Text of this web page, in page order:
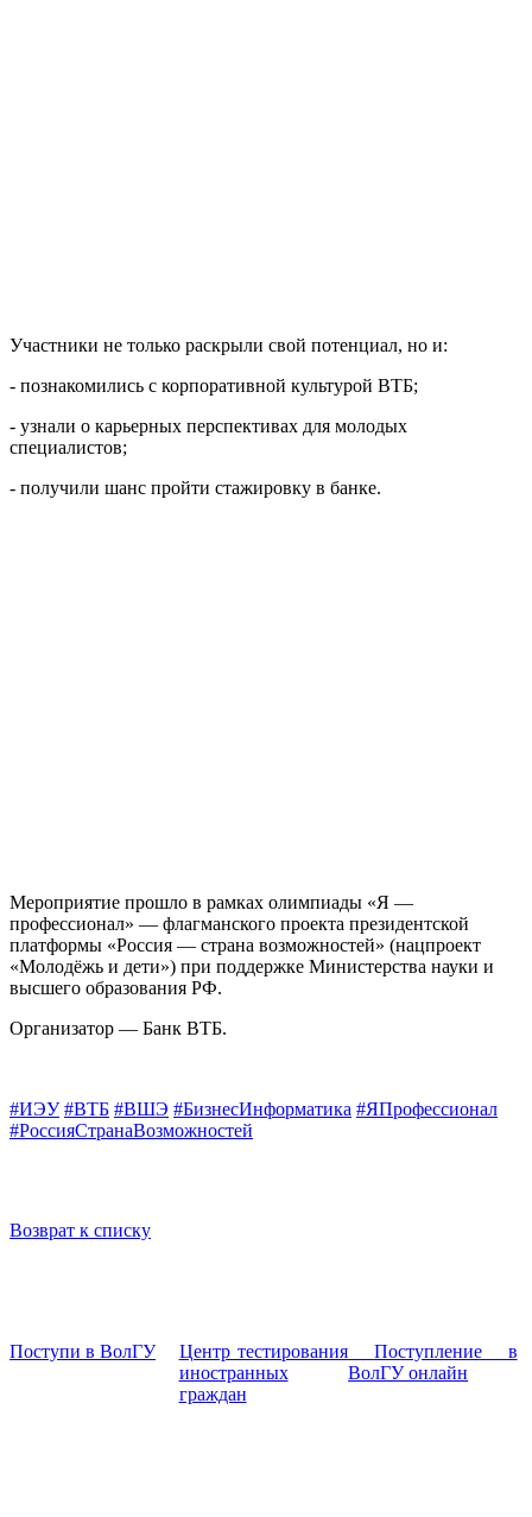
Участники не только раскрыли свой потенциал, но и:
- познакомились с корпоративной культурой ВТБ;
- узнали о карьерных перспективах для молодых
специалистов;
- получили шанс пройти стажировку в банке.
Мероприятие прошло в рамках олимпиады «Я —
профессионал» — флагманского проекта президентской
платформы «Россия — страна возможностей» (нацпроект
«Молодёжь и дети») при поддержке Министерства науки и
высшего образования РФ.
Организатор — Банк ВТБ.
#ИЭУ #ВТБ #ВШЭ #БизнесИнформатика #ЯПрофессионал
#РоссияСтранаВозможностей
Возврат к списку
Поступи в ВолГУ
Центр тестирования
иностранных
граждан
Поступление в
ВолГУ онлайн